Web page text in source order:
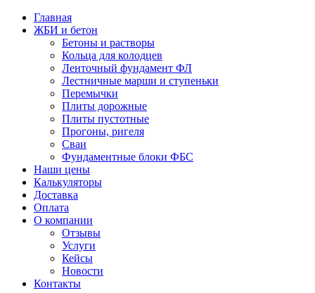
Главная
ЖБИ и бетон
Бетоны и растворы
Кольца для колодцев
Ленточный фундамент ФЛ
Лестничные марши и ступеньки
Перемычки
Плиты дорожные
Плиты пустотные
Прогоны, ригеля
Сваи
Фундаментные блоки ФБС
Наши цены
Калькуляторы
Доставка
Оплата
О компании
Отзывы
Услуги
Кейсы
Новости
Контакты